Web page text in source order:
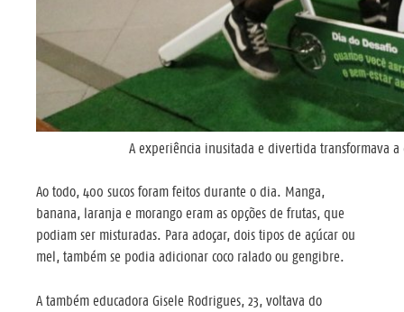
A experiência inusitada e divertida transformava
Ao todo, 400 sucos foram feitos durante o dia. Manga,
banana, laranja e morango eram as opções de frutas, que
podiam ser misturadas. Para adoçar, dois tipos de açúcar ou
mel, também se podia adicionar coco ralado ou gengibre.
A também educadora Gisele Rodrigues, 23, voltava do